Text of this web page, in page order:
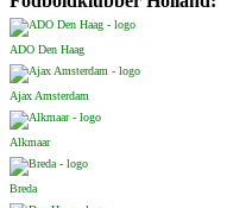
ADO Den Haag
Ajax Amsterdam
Alkmaar
Breda